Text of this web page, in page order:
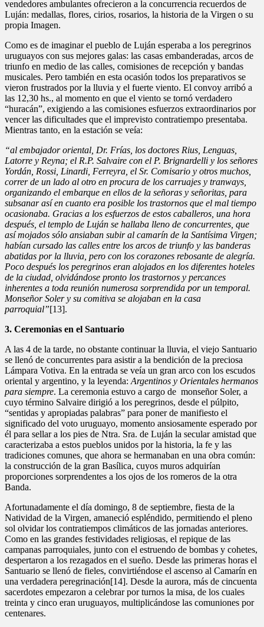
vendedores ambulantes ofrecieron a la concurrencia recuerdos de
Luján: medallas, flores, cirios, rosarios, la historia de la Virgen o su
propia Imagen.
Como es de imaginar el pueblo de Luján esperaba a los peregrinos
uruguayos con sus mejores galas: las casas embanderadas, arcos de
triunfo en medio de las calles, comisiones de recepción y bandas
musicales. Pero también en esta ocasión todos los preparativos se
vieron frustrados por la lluvia y el fuerte viento. El convoy arribó a
las 12,30 hs., al momento en que el viento se tornó verdadero
“huracán”, exigiendo a las comisiones esfuerzos extraordinarios por
vencer las dificultades que el imprevisto contratiempo presentaba.
Mientras tanto, en la estación se veía:
“al embajador oriental, Dr. Frías, los doctores Rius, Lenguas,
Latorre y Reyna; el R.P. Salvaire con el P. Brignardelli y los señores
Yordán, Rossi, Linardi, Ferreyra, el Sr. Comisario y otros muchos,
correr de un lado al otro en procura de los carruajes y tranways,
organizando el embarque en ellos de la señoras y señoritas, para
subsanar así en cuanto era posible los trastornos que el mal tiempo
ocasionaba. Gracias a los esfuerzos de estos caballeros, una hora
después, el templo de Luján se hallaba lleno de concurrentes, que
así mojados sólo ansiaban subir al camarín de la Santísima Virgen;
habían cursado las calles entre los arcos de triunfo y las banderas
abatidas por la lluvia, pero con los corazones rebosante de alegría.
Poco después los peregrinos eran alojados en los diferentes hoteles
de la ciudad, olvidándose pronto los trastornos y percances
inherentes a toda reunión numerosa sorprendida por un temporal.
Monseñor Soler y su comitiva se alojaban en la casa
parroquial”[13].
3. Ceremonias en el Santuario
A las 4 de la tarde, no obstante continuar la lluvia, el viejo Santuario
se llenó de concurrentes para asistir a la bendición de la preciosa
Lámpara Votiva. En la entrada se veía un gran arco con los escudos
oriental y argentino, y la leyenda: Argentinos y Orientales hermanos
para siempre. La ceremonia estuvo a cargo de monseñor Soler, a
cuyo término Salvaire dirigió a los peregrinos, desde el púlpito,
“sentidas y apropiadas palabras” para poner de manifiesto el
significado del voto uruguayo, momento ansiosamente esperado por
él para sellar a los pies de Ntra. Sra. de Luján la secular amistad que
caracterizaba a estos pueblos unidos por la historia, la fe y las
tradiciones comunes, que ahora se hermanaban en una obra común:
la construcción de la gran Basílica, cuyos muros adquirían
proporciones sorprendentes a los ojos de los romeros de la otra
Banda.
Afortunadamente el día domingo, 8 de septiembre, fiesta de la
Natividad de la Virgen, amaneció espléndido, permitiendo el pleno
sol olvidar los contratiempos climáticos de las jornadas anteriores.
Como en las grandes festividades religiosas, el repique de las
campanas parroquiales, junto con el estruendo de bombas y cohetes,
despertaron a los rezagados en el sueño. Desde las primeras horas el
Santuario se llenó de fieles, convirtiéndose el ascenso al Camarín en
una verdadera peregrinación[14]. Desde la aurora, más de cincuenta
sacerdotes empezaron a celebrar por turnos la misa, de los cuales
treinta y cinco eran uruguayos, multiplicándose las comuniones por
centenares.